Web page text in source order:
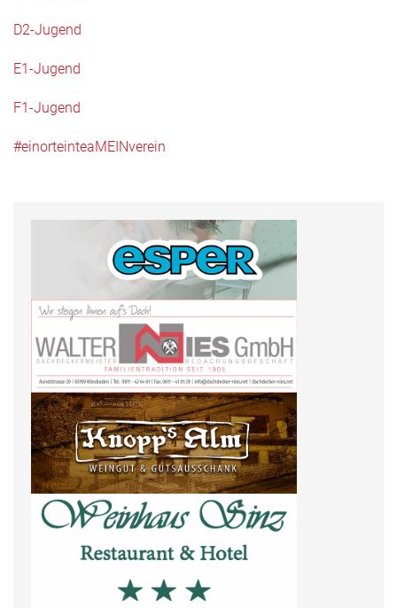
D2-Jugend
E1-Jugend
F1-Jugend
#einorteinteaMEINverein